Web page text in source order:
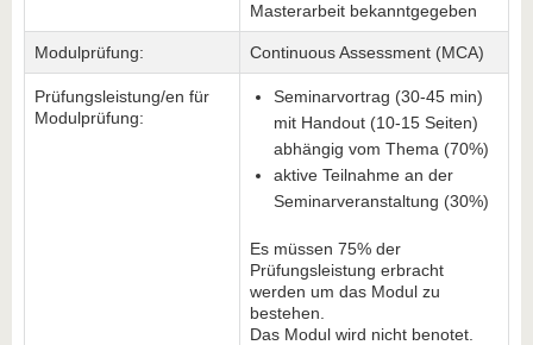
Masterarbeit bekanntgegeben
Modulprüfung: Continuous Assessment (MCA)
Prüfungsleistung/en für
Modulprüfung:
Seminarvortrag (30-45 min)
mit Handout (10-15 Seiten)
abhängig vom Thema (70%)
aktive Teilnahme an der
Seminarveranstaltung (30%)
Es müssen 75% der
Prüfungsleistung erbracht
werden um das Modul zu
bestehen.
Das Modul wird nicht benotet.